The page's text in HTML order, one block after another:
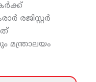
രജിസ്റ്റര്‍
മന്ത്രാലയം